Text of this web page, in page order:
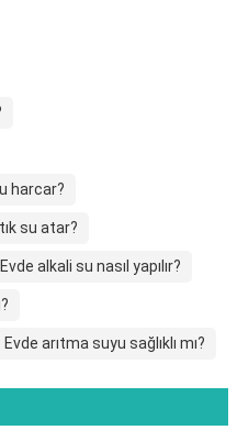
harcar?
su atar?
Evde alkali su nasıl yapılır?
Evde arıtma suyu sağlıklı mı?